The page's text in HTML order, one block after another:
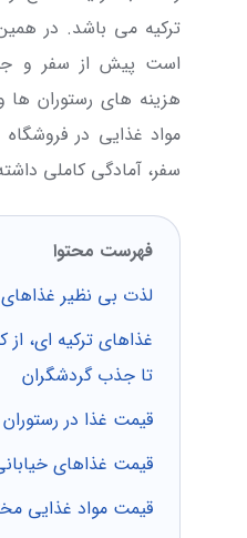
ترکیه می باشد. در
است پیش از سفر و
هزینه های رستوران
مواد غذایی در
سفر، آمادگی کاملی
فهرست محتوا
لذت بی نظیر
غذاهای ترکیه ای،
تا جذب گردشگران
قیمت غذا در
قیمت غذاهای
قیمت مواد غذایی